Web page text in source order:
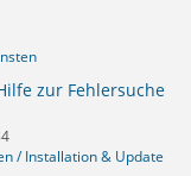
zur Fehlersuche
/ Installation & Update